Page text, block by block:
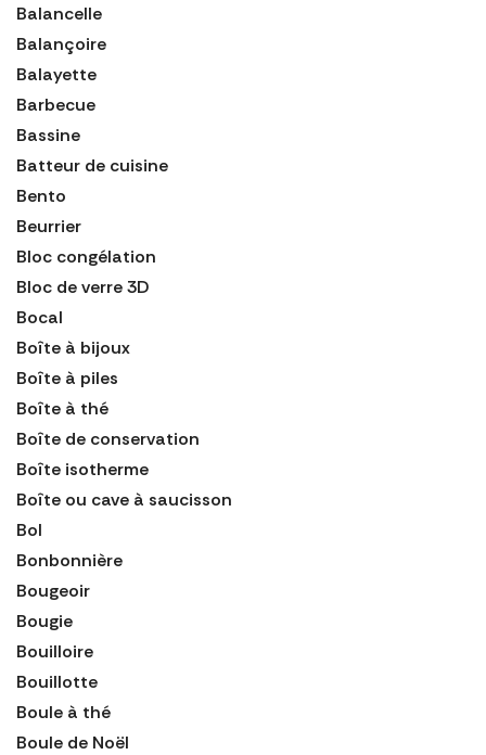
Balancelle
Balançoire
Balayette
Barbecue
Bassine
Batteur de cuisine
Bento
Beurrier
Bloc congélation
Bloc de verre 3D
Bocal
Boîte à bijoux
Boîte à piles
Boîte à thé
Boîte de conservation
Boîte isotherme
Boîte ou cave à saucisson
Bol
Bonbonnière
Bougeoir
Bougie
Bouilloire
Bouillotte
Boule à thé
Boule de Noël